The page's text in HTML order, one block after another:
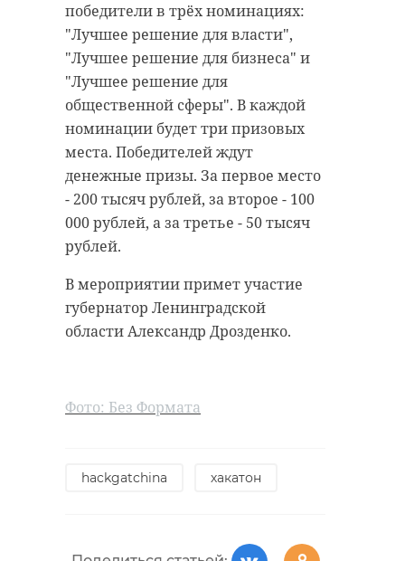
победители в трёх номинациях:
"Лучшее решение для власти",
"Лучшее решение для бизнеса" и
"Лучшее решение для
общественной сферы". В каждой
номинации будет три призовых
места. Победителей ждут
денежные призы. За первое место
- 200 тысяч рублей, за второе - 100
000 рублей, а за третье - 50 тысяч
рублей.
В мероприятии примет участие
губернатор Ленинградской
области Александр Дрозденко.
Фото: Без Формата
hackgatchina хакатон
Сейчас расчищают рамы, снимают
старый слой краски.
Реставрируют уникальные
витражи в морском стиле.
Впереди шпаклевка дома,
утепление пенькой,
антибиологическая и
противопожарная обработка.
добровольцы
реставрация усадьба
Поделиться статьей:
Руслан Семенченко мечтает,
чтобы историки-профессионалы
больше узнали о жизни Анны. В
этом году бельгийские архивы
рассекретят документы 100-
летней давности и, может тогда,
удастся узнать, какой была жизнь
Анны Беквор и других бельгийцев
в Сосновом Бору.
история сосновый бор